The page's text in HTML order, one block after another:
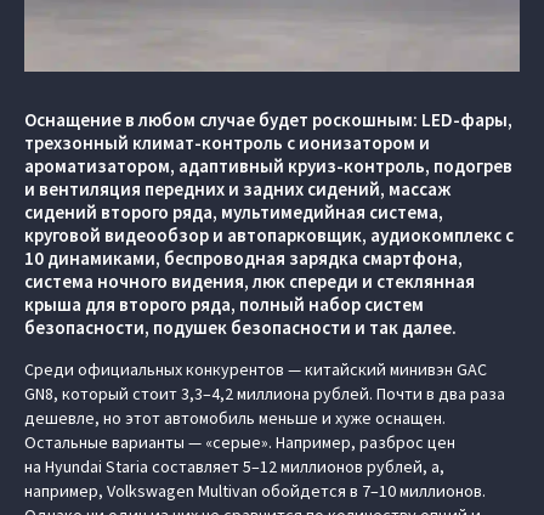
Оснащение в любом случае будет роскошным: LED-фары,
трехзонный климат-контроль с ионизатором и
ароматизатором, адаптивный круиз-контроль, подогрев
и вентиляция передних и задних сидений, массаж
сидений второго ряда, мультимедийная система,
круговой видеообзор и автопарковщик, аудиокомплекс с
10 динамиками, беспроводная зарядка смартфона,
система ночного видения, люк спереди и стеклянная
крыша для второго ряда, полный набор систем
безопасности, подушек безопасности и так далее.
Среди официальных конкурентов — китайский минивэн GAC
GN8, который стоит 3,3–4,2 миллиона рублей. Почти в два раза
дешевле, но этот автомобиль меньше и хуже оснащен.
Остальные варианты — «серые». Например, разброс цен
на Hyundai Staria составляет 5–12 миллионов рублей, а,
например, Volkswagen Multivan обойдется в 7–10 миллионов.